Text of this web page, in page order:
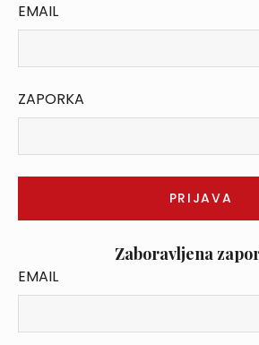
EMAIL
ZAPORKA
Zaboravljena
EMAIL